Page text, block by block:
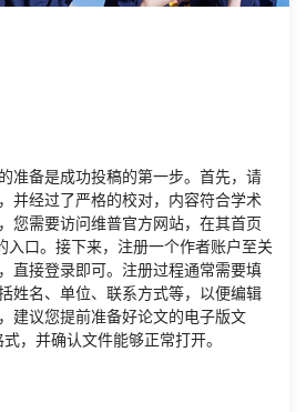
准备是成功投稿的第一步。首先，请
并经过了严格的校对，内容符合学术
您需要访问维普官方网站，在其首页
入口。接下来，注册一个作者账户至关
直接登录即可。注册过程通常需要填
姓名、单位、联系方式等，以便编辑
建议您提前准备好论文的电子版文
，并确认文件能够正常打开。